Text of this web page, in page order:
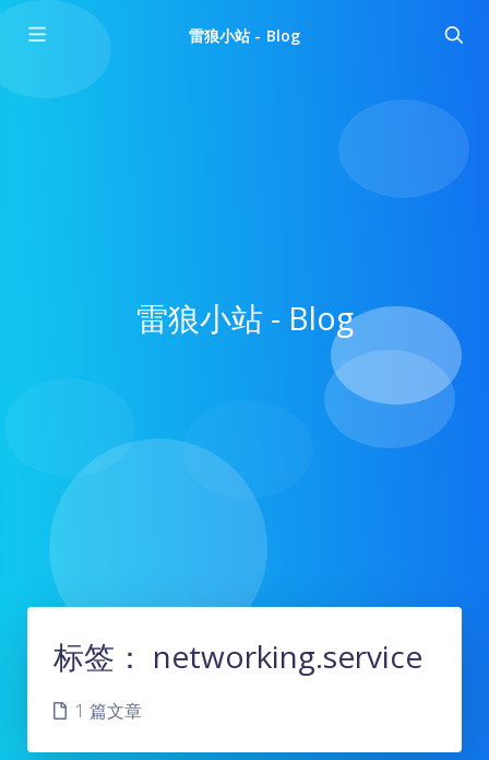
雷狼小站 - Blog
雷狼小站 - Blog
标签： networking.service
1 篇文章